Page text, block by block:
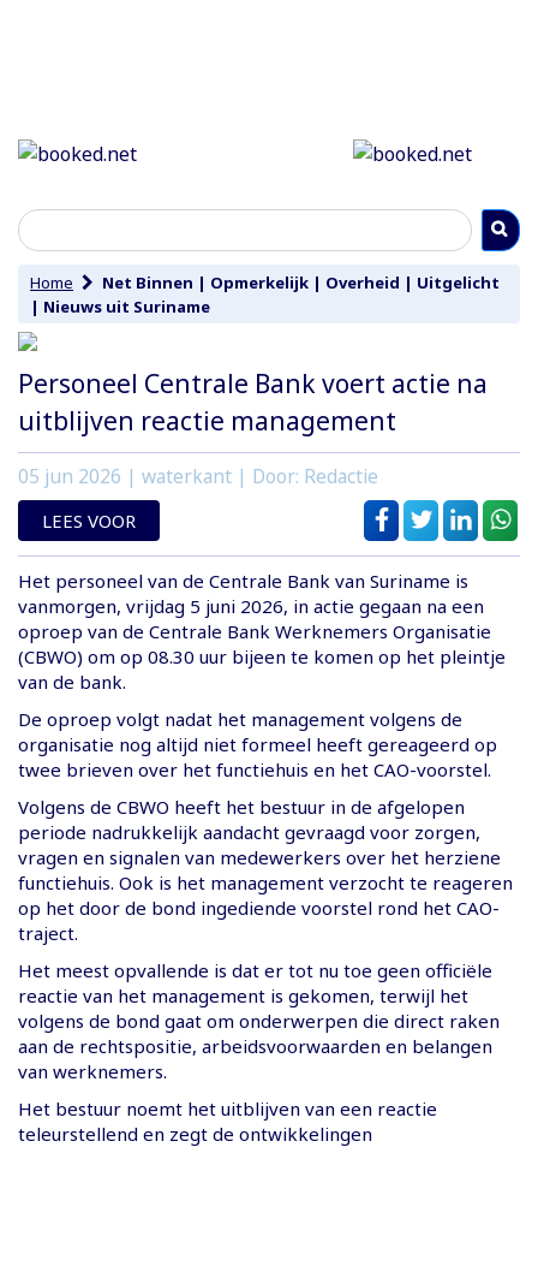
Home Net Binnen | Opmerkelijk | Overheid | Uitgelicht
| Nieuws uit Suriname
Personeel Centrale Bank voert actie na
uitblijven reactie management
05 jun 2026 | waterkant | Door: Redactie
LEES VOOR
Het personeel van de Centrale Bank van Suriname is
vanmorgen, vrijdag 5 juni 2026, in actie gegaan na een
oproep van de Centrale Bank Werknemers Organisatie
(CBWO) om op 08.30 uur bijeen te komen op het pleintje
van de bank.
De oproep volgt nadat het management volgens de
organisatie nog altijd niet formeel heeft gereageerd op
twee brieven over het functiehuis en het CAO-voorstel.
Volgens de CBWO heeft het bestuur in de afgelopen
periode nadrukkelijk aandacht gevraagd voor zorgen,
vragen en signalen van medewerkers over het herziene
functiehuis. Ook is het management verzocht te reageren
op het door de bond ingediende voorstel rond het CAO-
traject.
Het meest opvallende is dat er tot nu toe geen officiële
reactie van het management is gekomen, terwijl het
volgens de bond gaat om onderwerpen die direct raken
aan de rechtspositie, arbeidsvoorwaarden en belangen
van werknemers.
Het bestuur noemt het uitblijven van een reactie
teleurstellend en zegt de ontwikkelingen